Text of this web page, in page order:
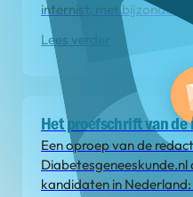
internist, met bijzondere...
Lees verder
Het proefschrift van de
Een oproep van de
kandidaten in